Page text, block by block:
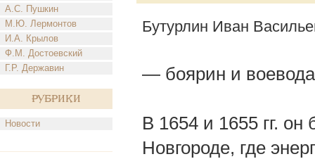
А.С. Пушкин
М.Ю. Лермонтов
И.А. Крылов
Ф.М. Достоевский
Г.Р. Державин
Рубрики
Новости
Бутурлин Иван
— боярин и
В 1654 и 1655 гг.
Новгороде, где